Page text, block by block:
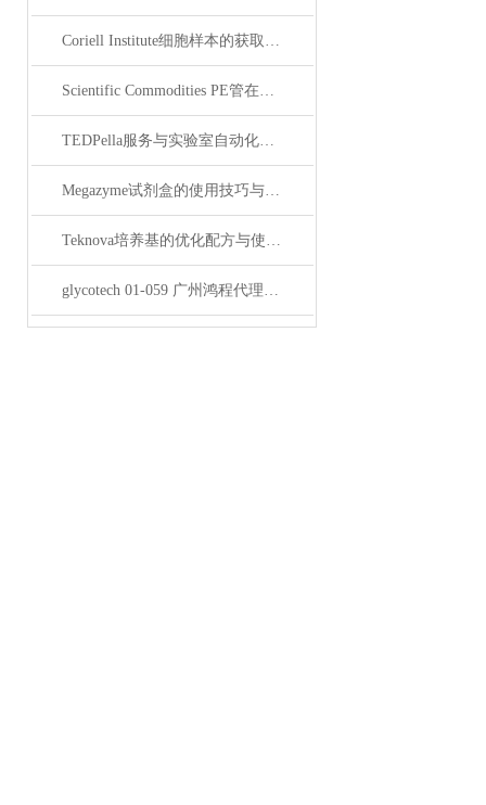
Coriell Institute细胞样本的获取与应用指南
Scientific Commodities PE管在环保实验中的作用
TEDPella服务与实验室自动化设备的整合
Megazyme试剂盒的使用技巧与实验优化方法
Teknova培养基的优化配方与使用技巧
glycotech 01-059 广州鸿程代理：开启糖生物学研究新征程